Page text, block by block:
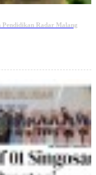
Radar Malang